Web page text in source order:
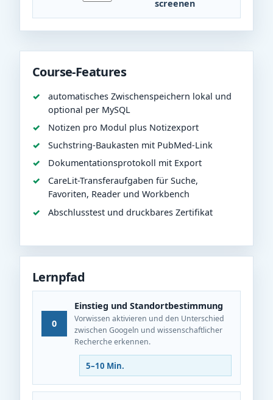
screenen
Course-Features
automatisches Zwischenspeichern lokal und
optional per MySQL
Notizen pro Modul plus Notizexport
Suchstring-Baukasten mit PubMed-Link
Dokumentationsprotokoll mit Export
CareLit-Transferaufgaben für Suche,
Favoriten, Reader und Workbench
Abschlusstest und druckbares Zertifikat
Lernpfad
0
Einstieg und Standortbestimmung
Vorwissen aktivieren und den Unterschied
zwischen Googeln und wissenschaftlicher
Recherche erkennen.
5–10 Min.